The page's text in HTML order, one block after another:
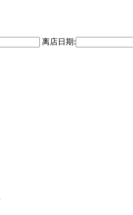
离店日期: